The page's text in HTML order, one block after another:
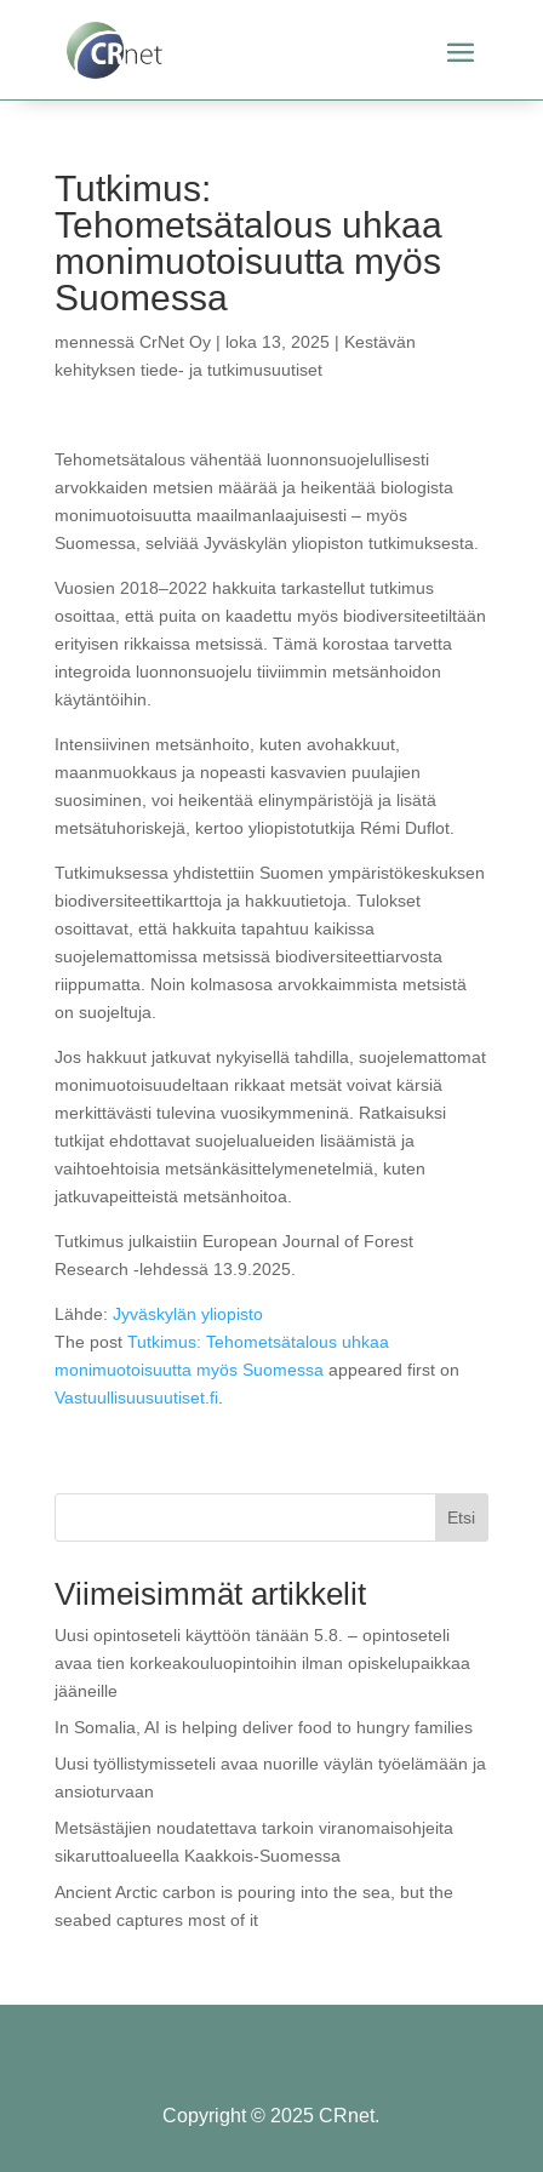
Tutkimus:
Tehometsätalous uhkaa
monimuotoisuutta myös
Suomessa
mennessä CrNet Oy| loka 13, 2025 | Kestävän
kehityksen tiede- ja tutkimusuutiset
Tehometsätalous vähentää luonnonsuojelullisesti
arvokkaiden metsien määrää ja heikentää biologista
monimuotoisuutta maailmanlaajuisesti – myös
Suomessa, selviää Jyväskylän yliopiston tutkimuksesta.
Vuosien 2018–2022 hakkuita tarkastellut tutkimus
osoittaa, että puita on kaadettu myös biodiversiteetiltään
erityisen rikkaissa metsissä. Tämä korostaa tarvetta
integroida luonnonsuojelu tiiviimmin metsänhoidon
käytäntöihin.
Intensiivinen metsänhoito, kuten avohakkuut,
maanmuokkaus ja nopeasti kasvavien puulajien
suosiminen, voi heikentää elinympäristöjä ja lisätä
metsätuhoriskejä, kertoo yliopistotutkija Rémi Duflot.
Tutkimuksessa yhdistettiin Suomen ympäristökeskuksen
biodiversiteettikarttoja ja hakkuutietoja. Tulokset
osoittavat, että hakkuita tapahtuu kaikissa
suojelemattomissa metsissä biodiversiteettiarvosta
riippumatta. Noin kolmasosa arvokkaimmista metsistä
on suojeltuja.
Jos hakkuut jatkuvat nykyisellä tahdilla, suojelemattomat
monimuotoisuudeltaan rikkaat metsät voivat kärsiä
merkittävästi tulevina vuosikymmeninä. Ratkaisuksi
tutkijat ehdottavat suojelualueiden lisäämistä ja
vaihtoehtoisia metsänkäsittelymenetelmiä, kuten
jatkuvapeitteistä metsänhoitoa.
Tutkimus julkaistiin European Journal of Forest
Research -lehdessä 13.9.2025.
Lähde: Jyväskylän yliopisto
The post Tutkimus: Tehometsätalous uhkaa
monimuotoisuutta myös Suomessaappeared first on
Vastuullisuusuutiset.fi.
Etsi
Viimeisimmät artikkelit
Uusi opintoseteli käyttöön tänään 5.8. – opintoseteli
avaa tien korkeakouluopintoihin ilman opiskelupaikkaa
jääneille
In Somalia, AI is helping deliver food to hungry families
Uusi työllistymisseteli avaa nuorille väylän työelämään ja
ansioturvaan
Metsästäjien noudatettava tarkoin viranomaisohjeita
sikaruttoalueella Kaakkois-Suomessa
Ancient Arctic carbon is pouring into the sea, but the
seabed captures most of it
Copyright © 2025 CRnet.